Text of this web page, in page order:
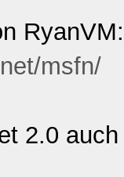
RyanVM:
msfn/
2.0